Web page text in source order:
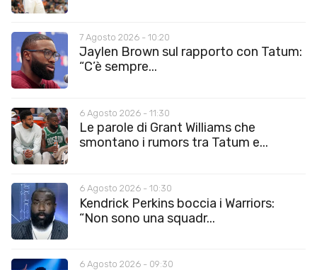
7 Agosto 2026 - 10:20
Jaylen Brown sul rapporto con Tatum:
“C’è sempre...
6 Agosto 2026 - 11:30
Le parole di Grant Williams che
smontano i rumors tra Tatum e...
6 Agosto 2026 - 10:30
Kendrick Perkins boccia i Warriors:
“Non sono una squadr...
6 Agosto 2026 - 09:30